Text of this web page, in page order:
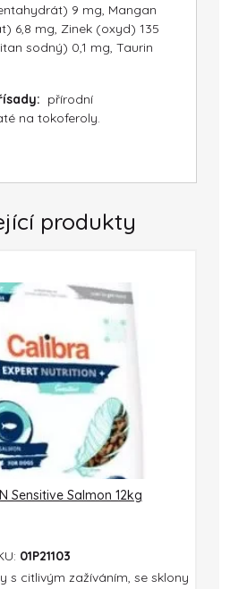
9 mg, Mangan
6,8 mg, Zinek (oxyd) 135
sodný) 0,1 mg, Taurin
přírodní
na tokoferoly.
produkty
Sensitive Salmon 12kg
01P21103
s citlivým zažíváním, se sklony